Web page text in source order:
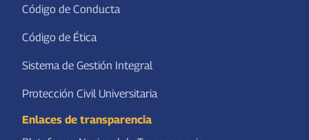
Código de Conducta
Código de Ética
Sistema de Gestión Integral
Protección Civil Universitaria
Enlaces de transparencia